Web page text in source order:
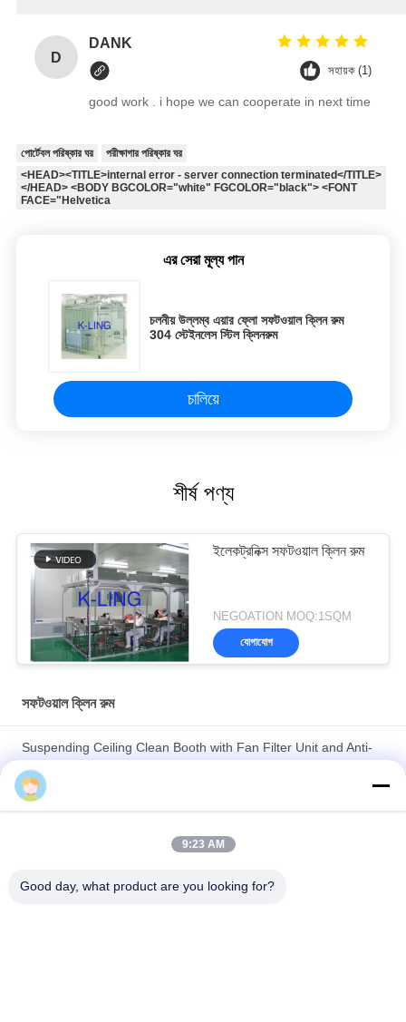
D
DANK
সহায়ক (1)
good work . i hope we can cooperate in next time
পোর্টেবল পরিষ্কার ঘর
পরীক্ষাগার পরিষ্কার ঘর
<HEAD><TITLE>internal error - server connection terminated</TITLE>
</HEAD> <BODY BGCOLOR="white" FGCOLOR="black"> <FONT
FACE="Helvetica
এর সেরা মূল্য পান
চলনীয় উল্লম্ব এয়ার ফ্লো সফটওয়াল ক্লিন রুম
304 স্টেইনলেস স্টিল ক্লিনরুম
চালিয়ে
শীর্ষ পণ্য
ইলেকট্রনিক্স সফটওয়াল ক্লিন রুম
NEGOATION MOQ:1SQM
যোগাযোগ
সফটওয়াল ক্লিন রুম
Suspending Ceiling Clean Booth with Fan Filter Unit and Anti-
Static PVC Floor
5P Temperature And Humidify Control modular Clean Room
Non-unidirectional Air Flow Design and Technology
9:23 AM
Good day, what product are you looking for?